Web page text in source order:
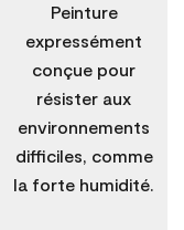
Peinture
expressément
conçue pour
résister aux
environnements
difficiles, comme
la forte humidité.